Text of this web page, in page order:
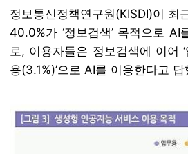
정보통신정책연구원(KISDI)이
40.0%가 ‘정보검색’ 목적으로
로, 이용자들은 정보검색에 이어 ‘
용(3.1%)’으로 AI를 이용한다고 답